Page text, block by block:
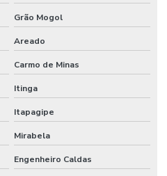
Grão Mogol
Areado
Carmo de Minas
Itinga
Itapagipe
Mirabela
Engenheiro Caldas